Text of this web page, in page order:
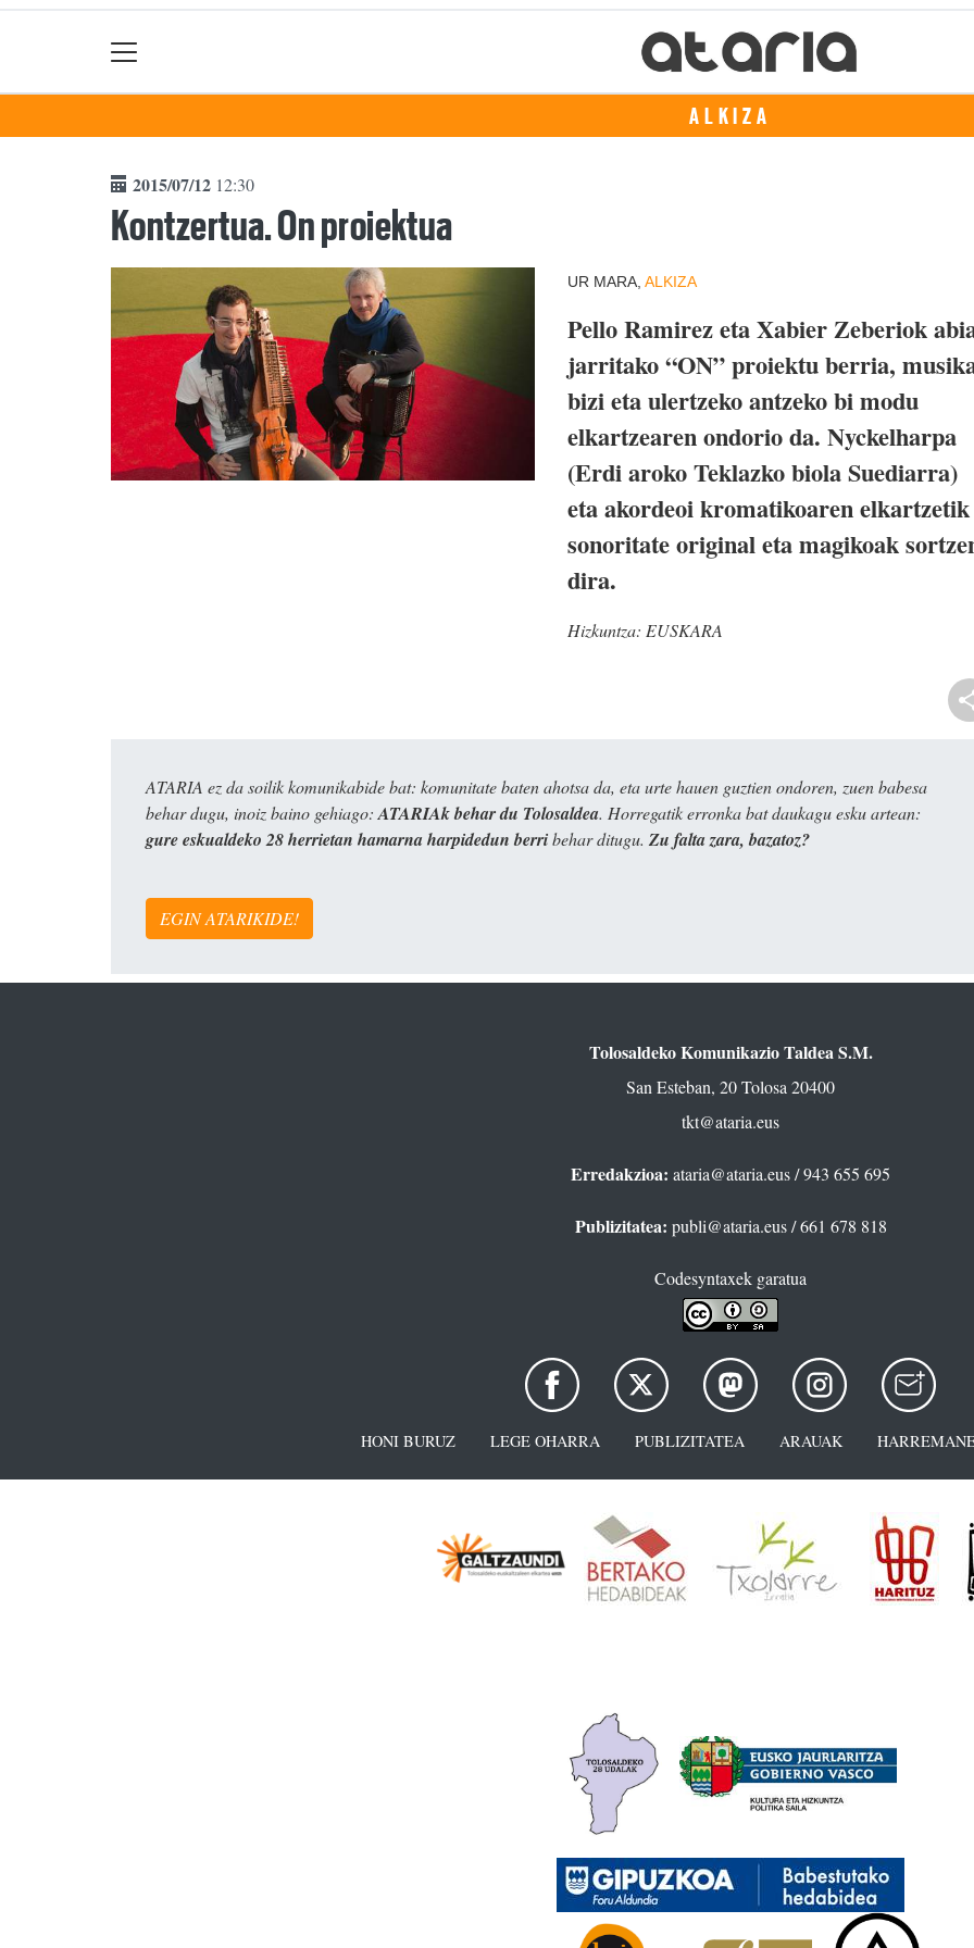
ALKIZA
2015/07/12 12:30
Kontzertua. On proiektua
UR MARA, ALKIZA
Pello Ramirez eta Xabier Zeberiok
jarritako “ON” proiektu berria,
bizi eta ulertzeko antzeko bi modu
elkartzearen ondorio da. Nyckelharpa
(Erdi aroko Teklazko biola Suediarra)
eta akordeoi kromatikoaren elkartzetik
sonoritate original eta magikoak
dira.
Hizkuntza: EUSKARA
ATARIA ez da soilik komunikabide bat: komunitate baten ahotsa da, eta urte hauen guztien ondoren, zuen babesa
behar dugu, inoiz baino gehiago: ATARIAk behar du Tolosaldea. Horregatik erronka bat daukagu esku artean:
gure eskualdeko 28 herrietan hamarna harpidedun berribehar ditugu. Zu falta zara, bazatoz?
EGIN ATARIKIDE!
Tolosaldeko Komunikazio Taldea S.M.
San Esteban, 20 Tolosa 20400
tkt@ataria.eus
Erredakzioa: ataria@ataria.eus/ 943 655 695
Publizitatea: publi@ataria.eus/ 661 678 818
Codesyntaxek garatua
HONI BURUZ LEGE OHARRA PUBLIZITATEA ARAUAK